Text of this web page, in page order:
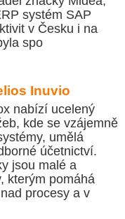
systém SAP
v Česku i na
spo
Inuvio
nabízí ucelený
kde se vzájemně
umělá
účetnictví.
jsou malé a
kterým pomáhá
procesy a v